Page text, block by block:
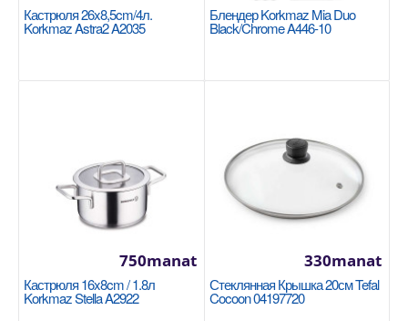
Кастрюля 20x12см/3.6л Korkmaz Proline
1265manat
Availability
В Корзину
Добавь в сравнения
Кастрюля 26x8,5cm/4л.
Korkmaz Astra2 A2035
Блендер Korkmaz Mia Duo
Black/Chrome A446-10
Кастрюля 16x8cm / 1.8л
Korkmaz Stella A2922
750manat
Стеклянная Крышка 20см Tefal
Cocoon 04197720
330manat